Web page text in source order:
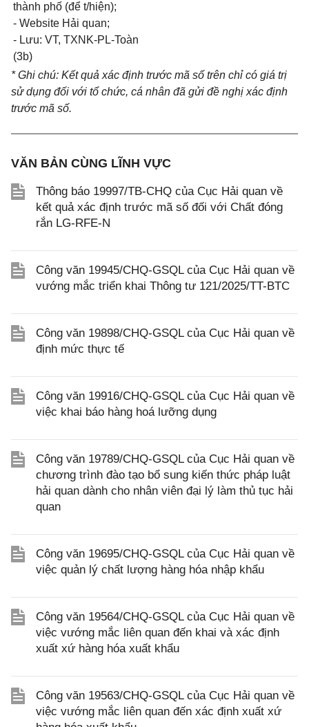
thành phố (để t/hiện);
- Website Hải quan;
- Lưu: VT, TXNK-PL-Toàn
(3b)
* Ghi chú: Kết quả xác định trước mã số trên chỉ có giá trị
sử dụng đối với tổ chức, cá nhân đã gửi đề nghị xác định
trước mã số.
VĂN BẢN CÙNG LĨNH VỰC
Thông báo 19997/TB-CHQ của Cục Hải quan về
kết quả xác định trước mã số đối với Chất đóng
rắn LG-RFE-N
Công văn 19945/CHQ-GSQL của Cục Hải quan về
vướng mắc triển khai Thông tư 121/2025/TT-BTC
Công văn 19898/CHQ-GSQL của Cục Hải quan về
định mức thực tế
Công văn 19916/CHQ-GSQL của Cục Hải quan về
việc khai báo hàng hoá lưỡng dụng
Công văn 19789/CHQ-GSQL của Cục Hải quan về
chương trình đào tạo bổ sung kiến thức pháp luật
hải quan dành cho nhân viên đại lý làm thủ tục hải
quan
Công văn 19695/CHQ-GSQL của Cục Hải quan về
việc quản lý chất lượng hàng hóa nhập khẩu
Công văn 19564/CHQ-GSQL của Cục Hải quan về
việc vướng mắc liên quan đến khai và xác định
xuất xứ hàng hóa xuất khẩu
Công văn 19563/CHQ-GSQL của Cục Hải quan về
việc vướng mắc liên quan đến xác định xuất xứ